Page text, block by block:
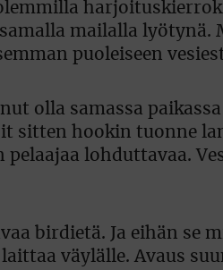
mailalla lyötynä.
puoleiseen
olla samassa
sitten hookin tuonne
lohduttavaa.
birdietä. Ja eihän se
väylälle. Avaus